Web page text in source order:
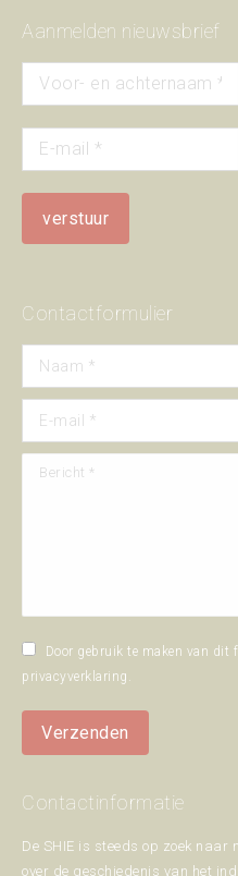
Aanmelden nieuwsbrief
Contactformulier
Naam *
E-mail *
Bericht *
Door gebruik te maken van dit
privacyverklaring .
Verzenden
Contactinformatie
De SHIE is steeds op zoek naar
over de geschiedenis van het